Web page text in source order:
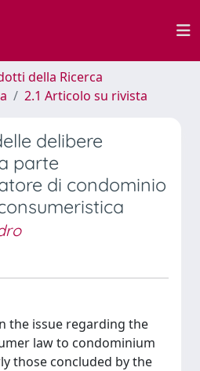
della Ricerca
2.1 Articolo su rivista
delibere
parte
di condominio
the issue regarding the
law to condominium
those concluded by the